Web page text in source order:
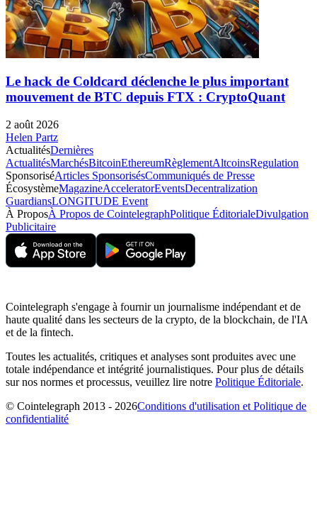
Le hack de Coldcard déclenche le plus important
mouvement de BTC depuis FTX : CryptoQuant
2 août 2026
Helen Partz
ActualitésDernières
ActualitésMarchésBitcoinEthereumRèglementAltcoinsRegulation
SponsoriséArticles SponsorisésCommuniqués de Presse
ÉcosystèmeMagazineAcceleratorEventsDecentralization
GuardiansLONGITUDE Event
À ProposÀ Propos de CointelegraphPolitique ÉditorialeDivulgation
Publicitaire
Cointelegraph s'engage à fournir un journalisme indépendant et de
haute qualité dans les secteurs de la crypto, de la blockchain, de l'IA
et de la fintech.
Toutes les actualités, critiques et analyses sont produites avec une
totale indépendance et intégrité journalistiques. Pour plus de détails
sur nos normes et processus, veuillez lire notre Politique Éditoriale.
© Cointelegraph 2013 - 2026Conditions d'utilisation et Politique de
confidentialité